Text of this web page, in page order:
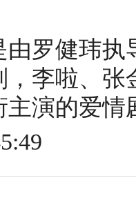
由罗健玮
，李啦、
演的爱情